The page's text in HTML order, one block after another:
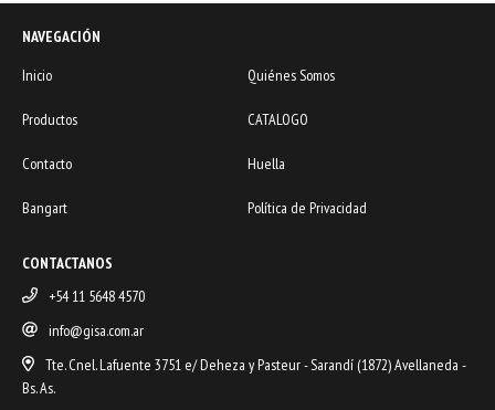
NAVEGACIÓN
Inicio
Quiénes Somos
Productos CATALOGO
Contacto Huella
Bangart Política de Privacidad
CONTACTANOS
+54 11 5648 4570
info@gisa.com.ar
Tte. Cnel. Lafuente 3751 e/ Deheza y Pasteur - Sarandí (1872) Avellaneda -
Bs. As.